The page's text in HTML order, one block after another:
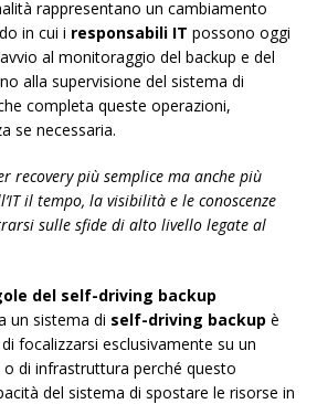
rappresentano un cambiamento
in cui i responsabili IT possono oggi
al monitoraggio del backup e del
alla supervisione del sistema di
completa queste operazioni,
se necessaria.
recovery più semplice ma anche più
il tempo, la visibilità e le conoscenze
sulle sfide di alto livello legate al
del self-driving backup
un sistema di self-driving backup è
focalizzarsi esclusivamente su un
di infrastruttura perché questo
del sistema di spostare le risorse in